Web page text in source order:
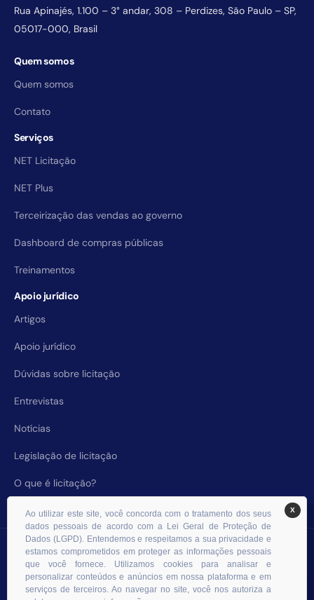
Rua Apinajés, 1.100 – 3° andar, 308 – Perdizes, São Paulo – SP,
05017-000, Brasil
Quem somos
Quem somos
Contato
Serviços
NET Licitação
NET Plus
Terceirização das vendas ao governo
Dashboard de compras públicas
Treinamentos
Apoio jurídico
Artigos
Apoio jurídico
Dúvidas sobre licitação
Entrevistas
Notícias
Legislação de licitação
O que é licitação?
© 2026 RHS Licitações. Todos os direitos reservados.
X
Ao utilizar este site, você concorda com o tratamento dos seus
dados pessoais de acordo com a Lei Geral de Proteção de
Dados (LGPD). Entendemos e respeitamos a sua privacidade e
estamos comprometidos em proteger as informações pessoais
que você fornece. Utilizamos cookies para analisar e
personalizar conteúdos e anúncios em nossa plataforma e em
serviços de terceiros. Ao navegar no site, você nos autoriza a